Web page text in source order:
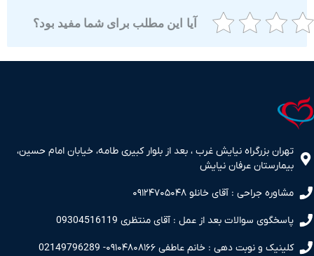
آیا این مطلب برای شما مفید بود؟
بزرگراه نیایش غرب ، بعد از بلوار کبیری طامه، خیابان امام حسین،
عرفان نیایش
جراحی : آقای خانلو ۰۹۱۲۴۷۰۵۰۴۸
سوالات بعد از عمل : آقای منتظری 09304516119
و نوبت دهی : خانم عاطفی ۰۹۱۰۴۸۰۸۱۶۶- 02149796289